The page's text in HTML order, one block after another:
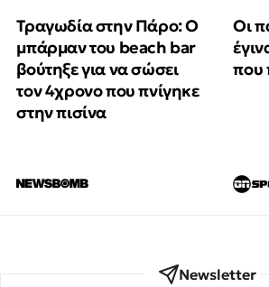
Τραγωδία στην Πάρο: Ο
μπάρμαν του beach bar
βούτηξε για να σώσει
τον 4χρονο που πνίγηκε
στην πισίνα
Οι
που
Newsletter